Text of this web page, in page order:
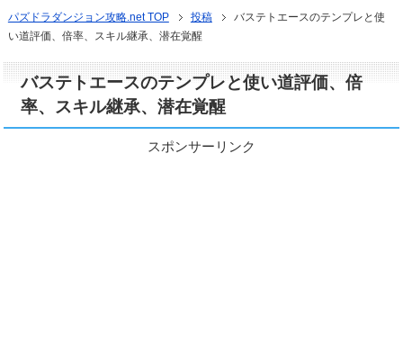
パズドラダンジョン攻略.net TOP 投稿
バステトエースのテンプレと使
い道評価、倍率、スキル継承、潜在覚醒
バステトエースのテンプレと使い道評価、倍
率、スキル継承、潜在覚醒
スポンサーリンク